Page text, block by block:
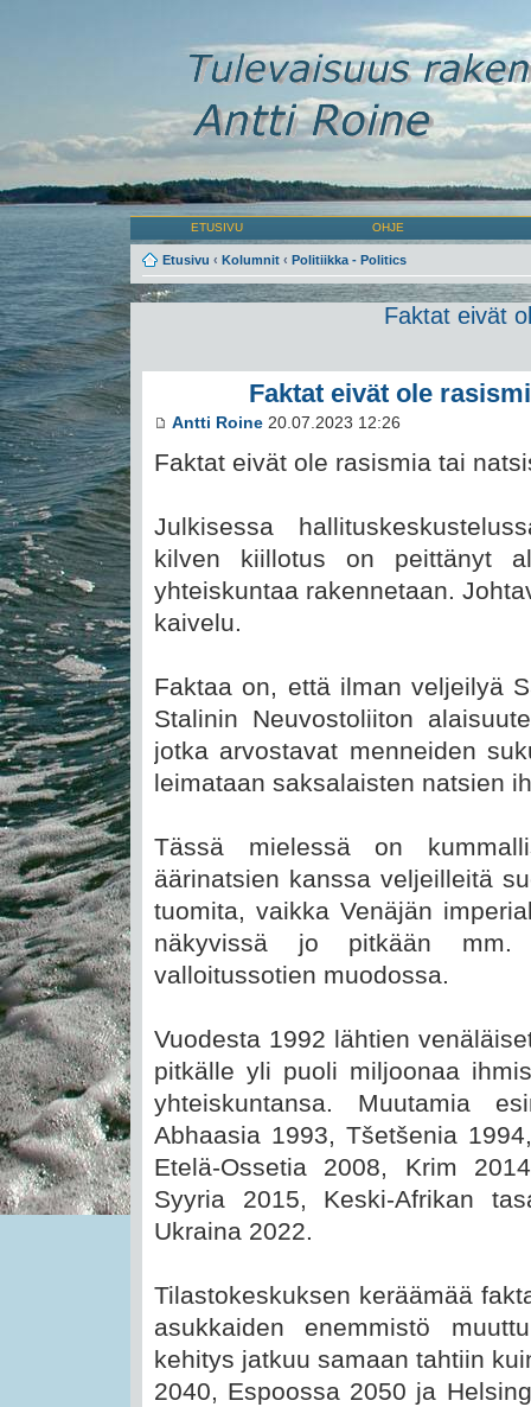
ETUSIVU OHJE
Etusivu ‹ Kolumnit ‹ Politiikka - Politics
Faktat eivät
Faktat eivät ole
Antti Roine 20.07.2023 12:26
Faktat eivät ole rasismia tai
Julkisessa
kilven kiillotus on peittänyt
yhteiskuntaa rakennetaan.
kaivelu.
Faktaa on, että ilman veljeilyä
Stalinin Neuvostoliiton
jotka arvostavat menneiden
leimataan saksalaisten natsien
Tässä mielessä on
äärinatsien kanssa veljeilleitä
tuomita, vaikka Venäjän
näkyvissä jo pitkään mm.
valloitussotien muodossa.
Vuodesta 1992 lähtien
pitkälle yli puoli miljoonaa
yhteiskuntansa. Muutamia
Abhaasia 1993, Tšetšenia
Etelä-Ossetia 2008, Krim
Syyria 2015, Keski-Afrikan
Ukraina 2022.
Tilastokeskuksen keräämää
asukkaiden enemmistö
kehitys jatkuu samaan tahtiin
2040, Espoossa 2050 ja